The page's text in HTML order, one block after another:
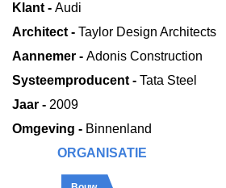
Klant - Audi
Architect - Taylor Design Architects
Aannemer - Adonis Construction
Systeemproducent - Tata Steel
Jaar - 2009
Omgeving - Binnenland
ORGANISATIE